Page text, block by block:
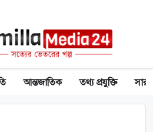
আন্তজাতিক তথ্য প্রযুক্তি